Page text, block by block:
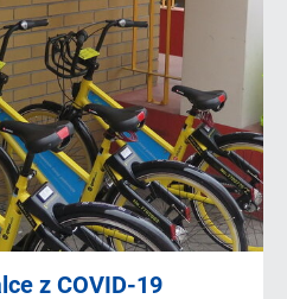
z COVID-19